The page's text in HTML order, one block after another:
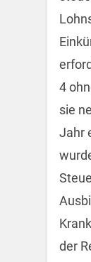
4
sie
Jahr
der